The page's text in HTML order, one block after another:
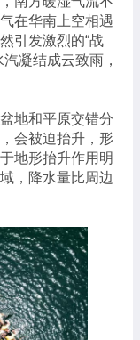
在华南上空相遇
引发激烈的“战
凝结成云致雨，
地和平原交错分
会被迫抬升，形
地形抬升作用明
，降水量比周边